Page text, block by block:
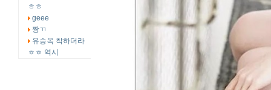
ㅎㅎ
geee
짱ㄲ
유승옥 착하더라
ㅎㅎ 역시